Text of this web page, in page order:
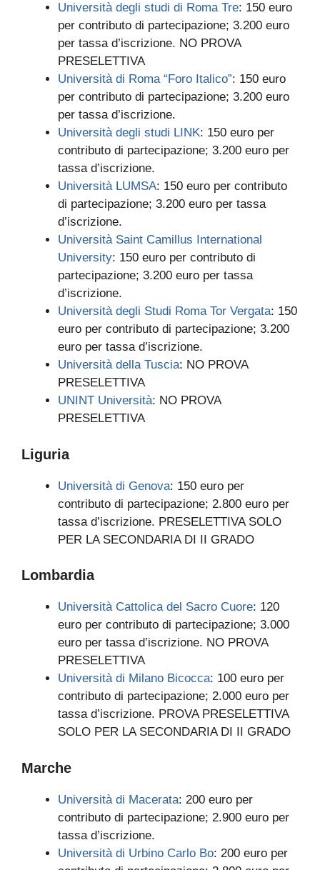
Università degli studi di Roma Tre: 150 euro
per contributo di partecipazione; 3.200 euro
per tassa d’iscrizione. NO PROVA
PRESELETTIVA
Università di Roma “Foro Italico”: 150 euro
per contributo di partecipazione; 3.200 euro
per tassa d’iscrizione.
Università degli studi LINK: 150 euro per
contributo di partecipazione; 3.200 euro per
tassa d’iscrizione.
Università LUMSA: 150 euro per contributo
di partecipazione; 3.200 euro per tassa
d’iscrizione.
Università Saint Camillus International
University: 150 euro per contributo di
partecipazione; 3.200 euro per tassa
d’iscrizione.
Università degli Studi Roma Tor Vergata: 150
euro per contributo di partecipazione; 3.200
euro per tassa d’iscrizione.
Università della Tuscia: NO PROVA
PRESELETTIVA
UNINT Università: NO PROVA
PRESELETTIVA
Liguria
Università di Genova: 150 euro per
contributo di partecipazione; 2.800 euro per
tassa d’iscrizione. PRESELETTIVA SOLO
PER LA SECONDARIA DI II GRADO
Lombardia
Università Cattolica del Sacro Cuore: 120
euro per contributo di partecipazione; 3.000
euro per tassa d’iscrizione. NO PROVA
PRESELETTIVA
Università di Milano Bicocca: 100 euro per
contributo di partecipazione; 2.000 euro per
tassa d’iscrizione. PROVA PRESELETTIVA
SOLO PER LA SECONDARIA DI II GRADO
Marche
Università di Macerata: 200 euro per
contributo di partecipazione; 2.900 euro per
tassa d’iscrizione.
Università di Urbino Carlo Bo: 200 euro per